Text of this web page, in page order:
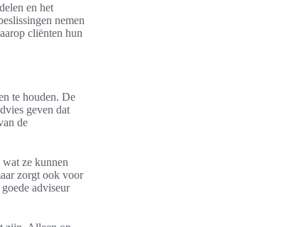
en het
nemen
cliënten hun
te houden. De
geven dat
de
ze kunnen
zorgt ook voor
adviseur